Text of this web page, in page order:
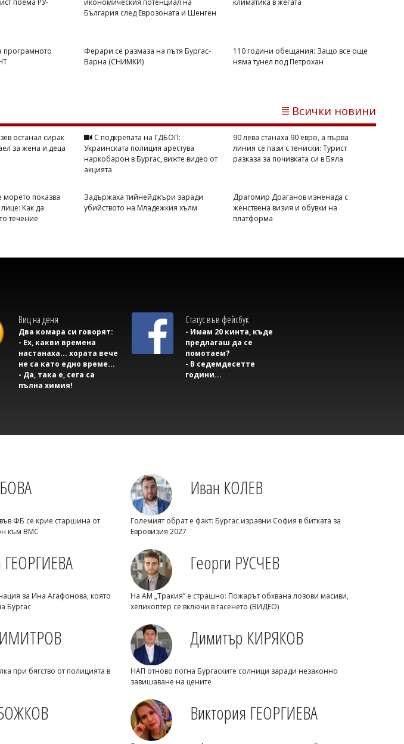
„Bulgaria in Figures® 2026“ представя
икономическия потенциал на
България след Еврозоната и Шенген
Собственикът на Lidl и Kaufland е сред
кандидатите за 363 магазина на Tesco
поема РУ-
икономическия потенциал на
България след Еврозоната и Шенген
климатика в жегата
Ферари се размаза на пътя Бургас-
Варна (СНИМКИ)
110 години обещания: Защо все още
няма тунел под Петрохан
Всички новини
останал сирак
за жена и деца
С подкрепата на ГДБОП:
Украинската полиция арестува
наркобарон в Бургас, вижте видео от
акцията
90 лева станаха 90 евро, а първа
линия се пази с тениски: Турист
разказа за почивката си в Бяла
показва
Как да
течение
Задържаха тийнейджъри заради
убийството на Младежкия хълм
Драгомир Драганов изненада с
женствена визия и обувки на
платформа
Виц на деня
Два комара си говорят:
- Ех, какви времена
настанаха... хората вече
не са като едно време...
- Да, така е, сега са
пълна химия!
Статус във фейсбук
- Имам 20 кинта, къде
предлагаш да се
помотаем?
- В седемдесетте
години...
ФБ се крие старшина от
към ВМС
Иван КОЛЕВ
Големият обрат е факт: Бургас изравни София в битката за
Евровизия 2027
ГЕОРГИЕВА
за Ина Агафонова, която
Бургас
Георги РУСЧЕВ
На АМ „Тракия” е страшно: Пожарът обхвана лозови масиви,
хеликоптер се включи в гасенето (ВИДЕО)
при бягство от полицията в
Димитър КИРЯКОВ
НАП отново погна Бургаските солници заради незаконно
завишаване на цените
Виктория ГЕОРГИЕВА